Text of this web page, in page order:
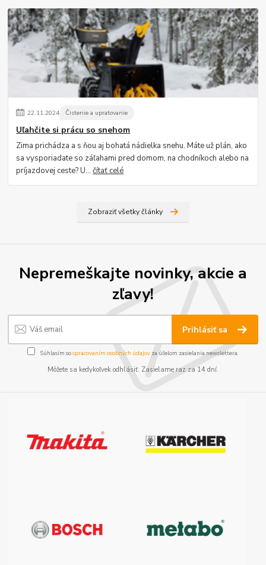
22.11.2024 Čistenie a upratovanie
Uľahčite si prácu so snehom
Zima prichádza a s ňou aj bohatá nádielka snehu. Máte už plán, ako
sa vysporiadate so záľahami pred domom, na chodníkoch alebo na
príjazdovej ceste? U...čítať celé
Zobraziť všetky články
Nepremeškajte novinky, akcie a
zľavy!
Prihlásiť sa
Súhlasím sospracovaním osobných údajov za účelom zasielania newslettera.
Môžete sa kedykoľvek odhlásiť. Zasielame raz za 14 dní.